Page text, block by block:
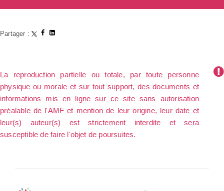
Partager :
La reproduction partielle ou totale, par toute personne
physique ou morale et sur tout support, des documents et
informations mis en ligne sur ce site sans autorisation
préalable de l'AMF et mention de leur origine, leur date et
leur(s) auteur(s) est strictement interdite et sera
susceptible de faire l'objet de poursuites.